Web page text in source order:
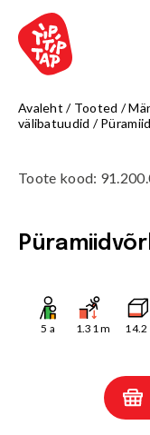
Avaleht / Tooted /
välibatuudid /
Toote kood:
5 a 1.31m 14.2